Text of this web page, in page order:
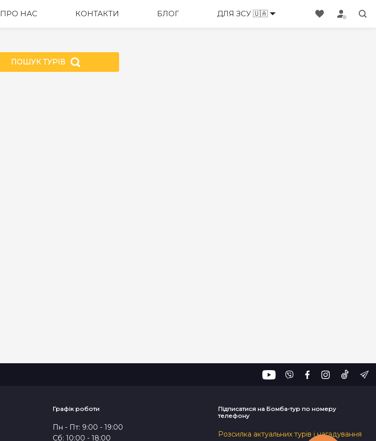
ПРО НАС КОНТАКТИ БЛОГ ДЛЯ ЗСУ 🇺🇦
ПОШУК ТУРІВ
Графік роботи
Пн - Пт: 9:00 - 19:00
Сб: 10:00 - 18:00
Підписатися на Бомба-тур по номеру
телефону
Розсилка актуальних турів і нагадування